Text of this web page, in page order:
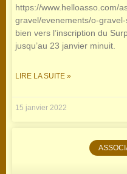
https://www.helloasso.com/
gravel/evenements/o-
bien vers l’inscription du
jusqu’au 23 janvier
LIRE LA SUITE »
15 janvier 2022